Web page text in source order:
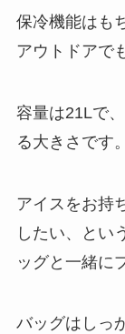
保冷機能はも
アウトドアで
容量は21Lで
る大きさです。
アイスをお持
したい、とい
ッグと一緒に
バッグはしっ